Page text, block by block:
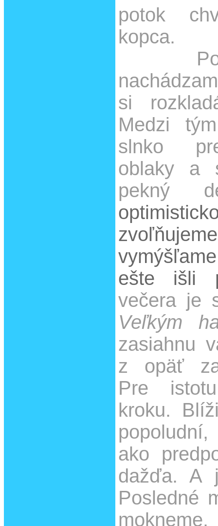
potok
kopca.
si
Medzi
slnko
oblaky a
pekný
ešte išli
večera je
Veľkým
zasiahnu
z opäť
Pre
kroku.
ako
dažďa. A
Posledné
mokneme.